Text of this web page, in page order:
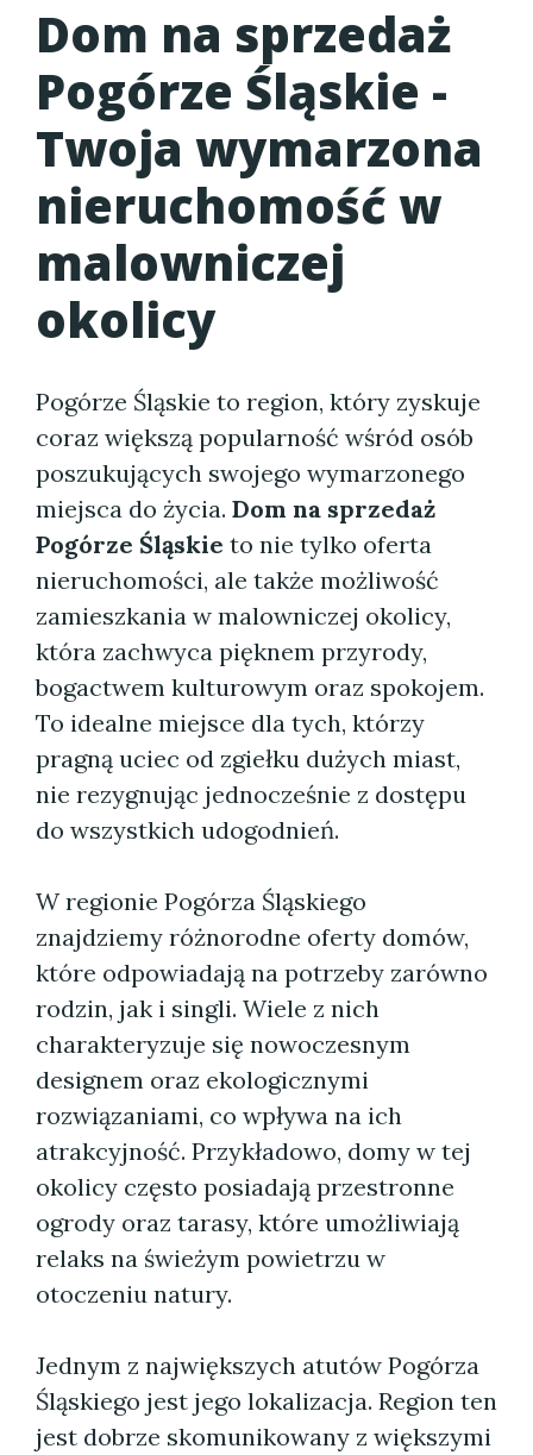
Dom na sprzedaż
Pogórze Śląskie -
Twoja wymarzona
nieruchomość w
malowniczej
okolicy
Pogórze Śląskie to region, który zyskuje
coraz większą popularność wśród osób
poszukujących swojego wymarzonego
miejsca do życia. Dom na sprzedaż
Pogórze Śląskie to nie tylko oferta
nieruchomości, ale także możliwość
zamieszkania w malowniczej okolicy,
która zachwyca pięknem przyrody,
bogactwem kulturowym oraz spokojem.
To idealne miejsce dla tych, którzy
pragną uciec od zgiełku dużych miast,
nie rezygnując jednocześnie z dostępu
do wszystkich udogodnień.
W regionie Pogórza Śląskiego
znajdziemy różnorodne oferty domów,
które odpowiadają na potrzeby zarówno
rodzin, jak i singli. Wiele z nich
charakteryzuje się nowoczesnym
designem oraz ekologicznymi
rozwiązaniami, co wpływa na ich
atrakcyjność. Przykładowo, domy w tej
okolicy często posiadają przestronne
ogrody oraz tarasy, które umożliwiają
relaks na świeżym powietrzu w
otoczeniu natury.
Jednym z największych atutów Pogórza
Śląskiego jest jego lokalizacja. Region ten
jest dobrze skomunikowany z większymi